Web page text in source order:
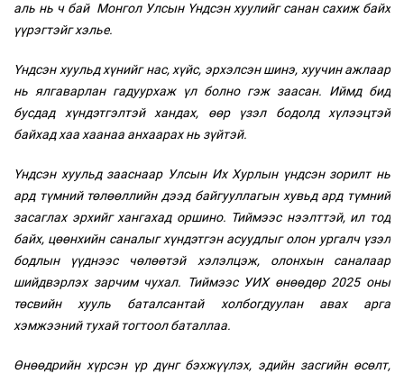
аль нь ч бай Монгол Улсын Үндсэн хуулийг санан сахиж байх
үүрэгтэйг хэлье.
Үндсэн хуульд хүнийг нас, хүйс, эрхэлсэн шинэ, хуучин ажлаар
нь ялгаварлан гадуурхаж үл болно гэж заасан. Иймд бид
бусдад хүндэтгэлтэй хандах, өөр үзэл бодолд хүлээцтэй
байхад хаа хаанаа анхаарах нь зүйтэй.
Үндсэн хуульд зааснаар Улсын Их Хурлын үндсэн зорилт нь
ард түмний төлөөллийн дээд байгууллагын хувьд ард түмний
засаглах эрхийг хангахад оршино. Тиймээс нээлттэй, ил тод
байх, цөөнхийн саналыг хүндэтгэн асуудлыг олон ургалч үзэл
бодлын үүднээс чөлөөтэй хэлэлцэж, олонхын саналаар
шийдвэрлэх зарчим чухал. Тиймээс УИХ өнөөдөр 2025 оны
төсвийн хууль баталсантай холбогдуулан авах арга
хэмжээний тухай тогтоол баталлаа.
Өнөөдрийн хүрсэн үр дүнг бэхжүүлэх, эдийн засгийн өсөлт,